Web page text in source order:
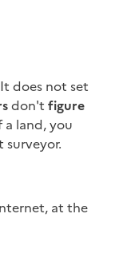
does not set
don't figure
a land, you
surveyor.
at the